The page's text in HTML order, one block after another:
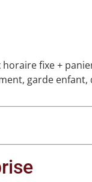
fixe +
garde